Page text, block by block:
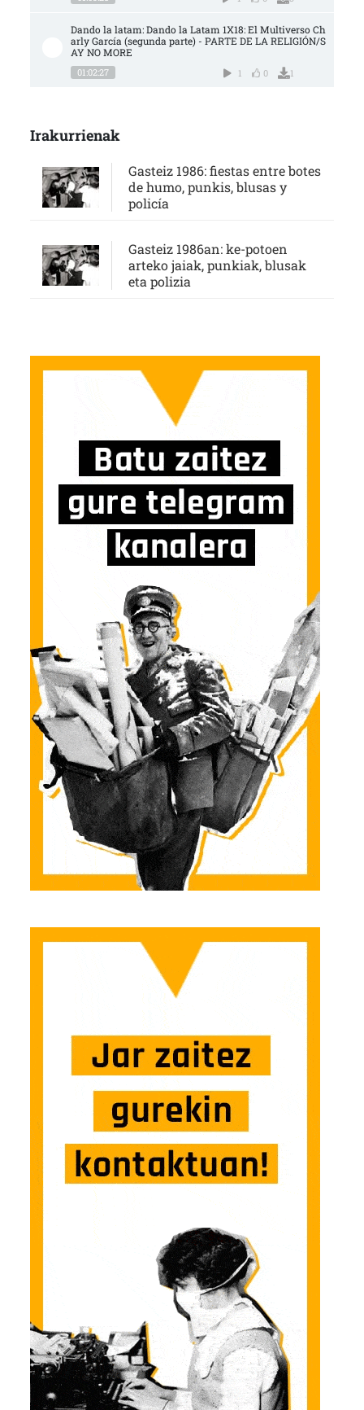
Dando la latam: Dando la Latam 1X18: El Multiverso Ch
arly García (segunda parte) - PARTE DE LA RELIGIÓN/S
AY NO MORE
01:02:27 1 0 1
Irakurrienak
Gasteiz 1986: fiestas entre botes
de humo, punkis, blusas y
policía
Gasteiz 1986an: ke-potoen
arteko jaiak, punkiak, blusak
eta polizia